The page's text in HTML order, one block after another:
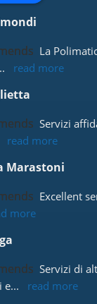
La
read more
Servizi
read more
Marastoni
Excellent
more
Servizi di
e... read more